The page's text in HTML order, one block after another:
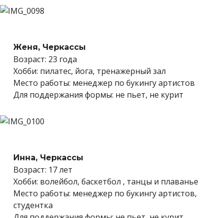
Женя, Черкассы
Возраст: 23 года
Хобби: пилатес, йога, тренажерный зал
Место работы: менеджер по букингу артистов
Для поддержания формы: не пьет, не курит
Инна, Черкассы
Возраст: 17 лет
Хобби: волейбол, баскетбол , танцы и плаванье
Место работы: менеджер по букингу артистов,
студентка